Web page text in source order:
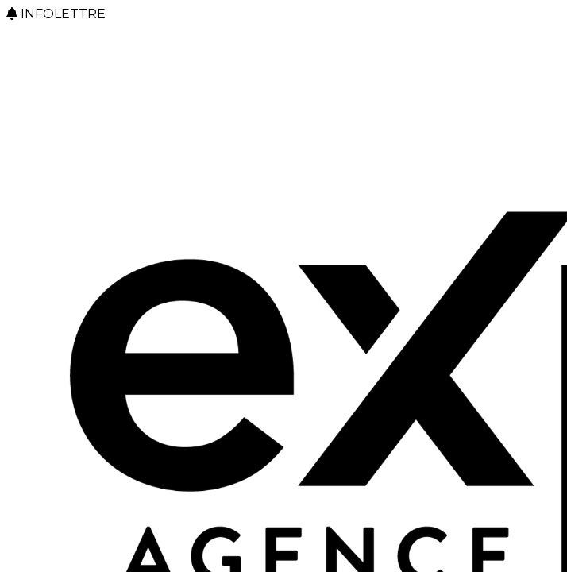
INFOLETTRE